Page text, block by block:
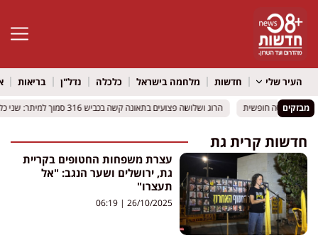
פתח
העיר שלי חדשות מלחמה בישראל כלכלה נדל"ן בריאות
מבזקים
– והכניסה חופשית
– והכניסה חופשית הרוג ושלושה פצועים בתאונה קשה בכביש 316 סמוך למיתר: שני כלי רכב התהפכו
הרוג ושלושה פצועים בתאונה קשה בכביש 316 סמוך למיתר: שני כלי רכב התהפכו
חדשות קרית גת
עצרת משפחות החטופים בקריית
גת, ירושלים ושער הנגב: "אל
תעצרו"
26/10/2025